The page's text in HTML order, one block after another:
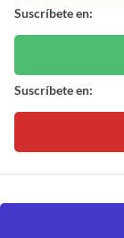
Suscríbete en:
Suscríbete en: